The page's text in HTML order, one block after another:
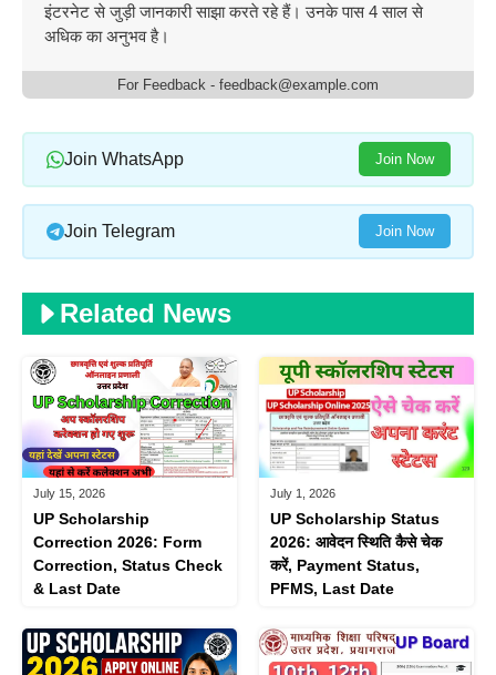
इंटरनेट से जुड़ी जानकारी साझा करते रहे हैं। उनके पास 4 साल से
अधिक का अनुभव है।
For Feedback - feedback@example.com
Join WhatsApp Join Now
Join Telegram Join Now
Related News
July 15, 2026
UP Scholarship
Correction 2026: Form
Correction, Status Check
& Last Date
July 1, 2026
UP Scholarship Status
2026: आवेदन स्थिति कैसे चेक
करें, Payment Status,
PFMS, Last Date